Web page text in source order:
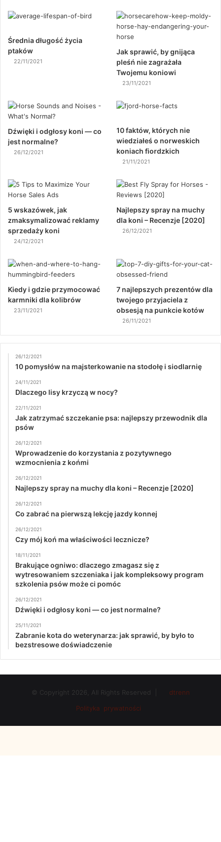
Średnia długość życia
ptaków
22/11/2021
Jak sprawić, by gnijąca
pleśń nie zagrażała
Twojemu koniowi
23/11/2021
Dźwięki i odgłosy koni — co
jest normalne?
26/12/2021
10 faktów, których nie
wiedziałeś o norweskich
koniach fiordzkich
21/11/2021
5 wskazówek, jak
zmaksymalizować reklamy
sprzedaży koni
24/12/2021
Najlepszy spray na muchy
dla koni – Recenzje [2020]
26/12/2021
Kiedy i gdzie przymocować
karmniki dla kolibrów
23/11/2021
7 najlepszych prezentów dla
twojego przyjaciela z
obsesją na punkcie kotów
26/11/2021
26/12/2021
10 pomysłów na majsterkowanie na stodołę i siodlarnię
24/11/2021
Dlaczego lisy krzyczą w nocy?
22/11/2021
Jak zatrzymać szczekanie psa: najlepszy przewodnik dla
psów
26/12/2021
Wprowadzenie do korzystania z pozytywnego
wzmocnienia z końmi
26/12/2021
Najlepszy spray na muchy dla koni – Recenzje [2020]
26/12/2021
Co zabrać na pierwszą lekcję jazdy konnej
26/12/2021
Czy mój koń ma właściwości lecznicze?
18/11/2021
Brakujące ogniwo: dlaczego zmagasz się z
wytresowaniem szczeniaka i jak kompleksowy program
szkolenia psów może ci pomóc
26/12/2021
Dźwięki i odgłosy koni — co jest normalne?
25/11/2021
Zabranie kota do weterynarza: jak sprawić, by było to
bezstresowe doświadczenie
© Copyright 2026, All Rights Reserved |
dtrenn
Polityka prywatności